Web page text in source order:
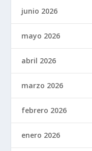
junio 2026
mayo 2026
abril 2026
marzo 2026
febrero 2026
enero 2026